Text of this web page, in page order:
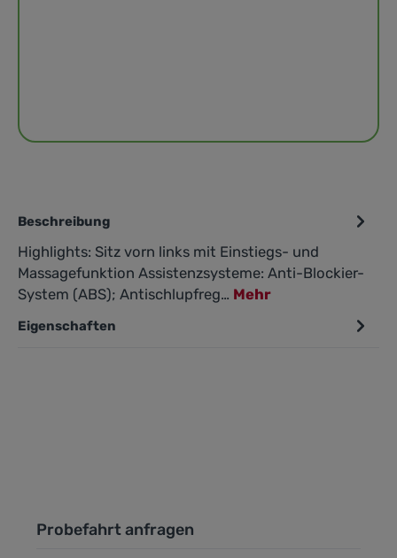
Beschreibung
Highlights: Sitz vorn links mit Einstiegs- und
Massagefunktion Assistenzsysteme: Anti-Blockier-
System (ABS); Antischlupfreg… Mehr
Eigenschaften
Probefahrt anfragen